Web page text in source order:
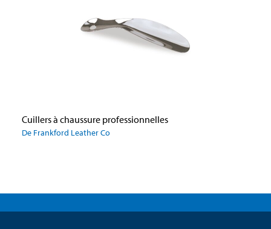
Cuillers à chaussure professionnelles
De Frankford Leather Co